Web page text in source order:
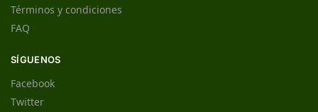
Términos y condiciones
FAQ
SÍGUENOS
Facebook
Twitter